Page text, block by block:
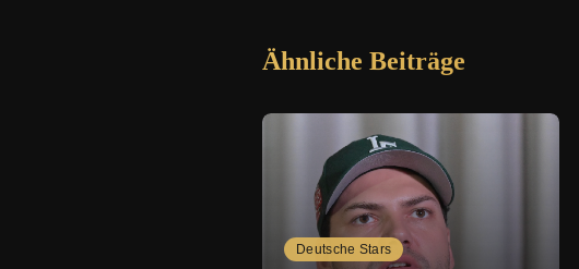
Ähnliche Beiträge
Deutsche Stars